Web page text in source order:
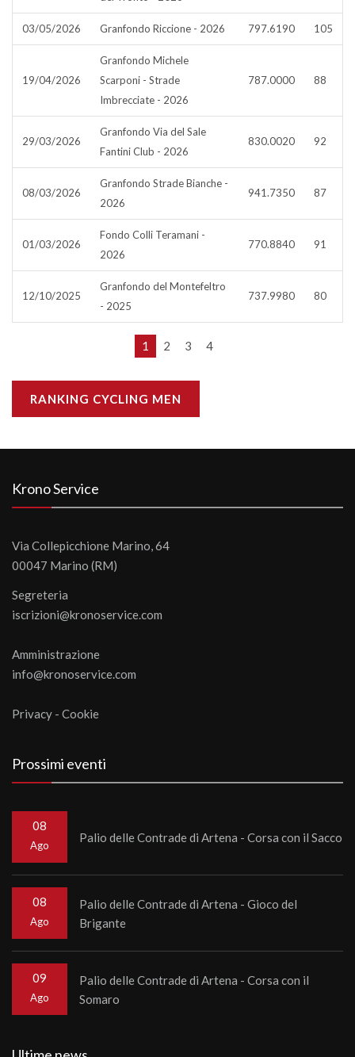
03/05/2026 Granfondo Riccione - 2026 797.6190 105
19/04/2026
Granfondo Michele
Scarponi - Strade
Imbrecciate - 2026
787.0000 88
29/03/2026
Granfondo Via del Sale
Fantini Club - 2026
830.0020 92
08/03/2026
Granfondo Strade Bianche -
2026
941.7350 87
01/03/2026
Fondo Colli Teramani -
2026
770.8840 91
12/10/2025
Granfondo del Montefeltro
- 2025
737.9980 80
1 2 3 4
RANKING CYCLING MEN
Krono Service
Via Collepicchione Marino, 64
00047 Marino (RM)
Segreteria
iscrizioni@kronoservice.com
Amministrazione
info@kronoservice.com
Privacy - Cookie
Prossimi eventi
08
Ago
Palio delle Contrade di Artena - Corsa con il Sacco
08
Ago
Palio delle Contrade di Artena - Gioco del
Brigante
09
Ago
Palio delle Contrade di Artena - Corsa con il
Somaro